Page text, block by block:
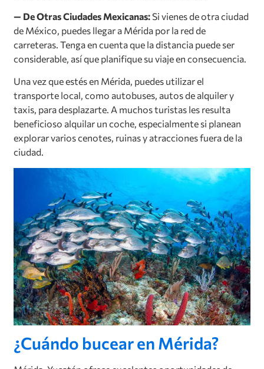
— De Otras Ciudades Mexicanas: Si vienes de otra ciudad
de México, puedes llegar a Mérida por la red de
carreteras. Tenga en cuenta que la distancia puede ser
considerable, así que planifique su viaje en consecuencia.
Una vez que estés en Mérida, puedes utilizar el
transporte local, como autobuses, autos de alquiler y
taxis, para desplazarte. A muchos turistas les resulta
beneficioso alquilar un coche, especialmente si planean
explorar varios cenotes, ruinas y atracciones fuera de la
ciudad.
¿Cuándo bucear en Mérida?